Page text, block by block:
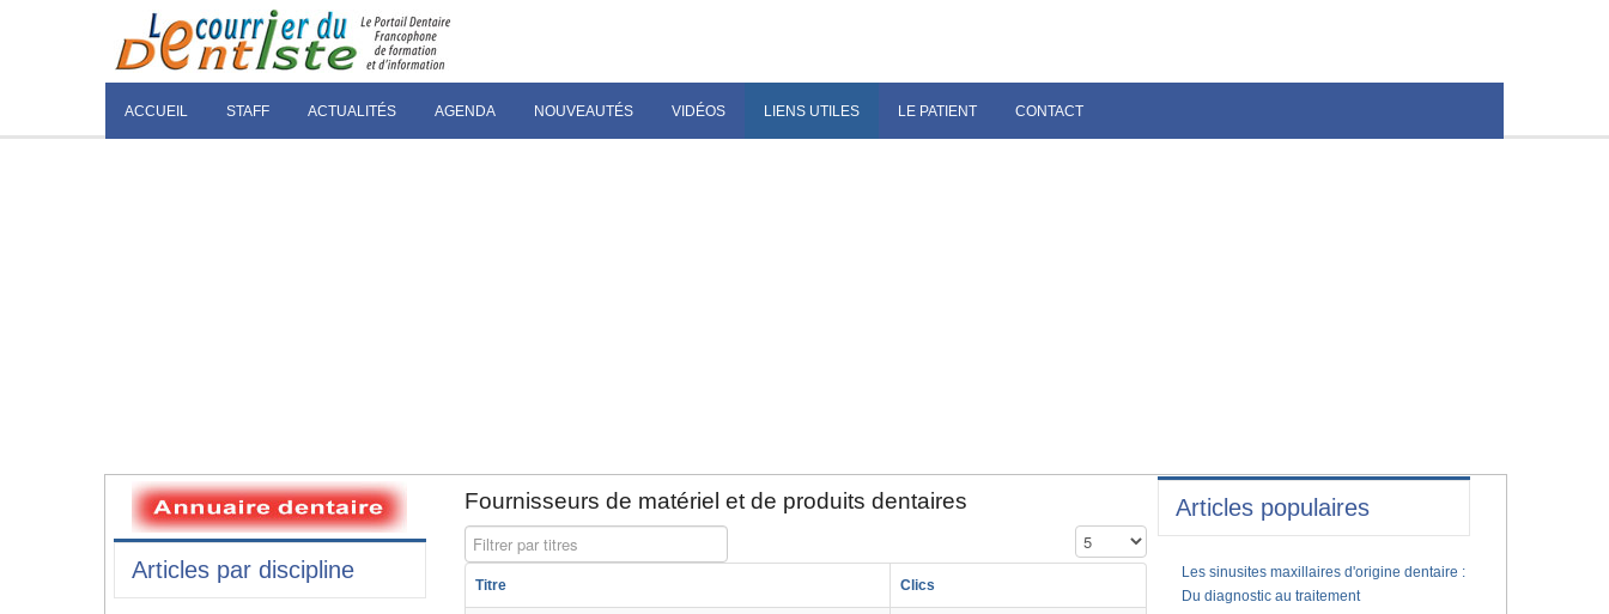
ACCUEIL STAFF ACTUALITÉS AGENDA NOUVEAUTÉS VIDÉOS LIENS UTILES LE PATIENT CONTACT
Fournisseurs de matériel et de produits dentaires
Filtrer par titres Affichage #
Titre Clics
Articles par discipline
Articles populaires
Les sinusites maxillaires d'origine dentaire :
Du diagnostic au traitement